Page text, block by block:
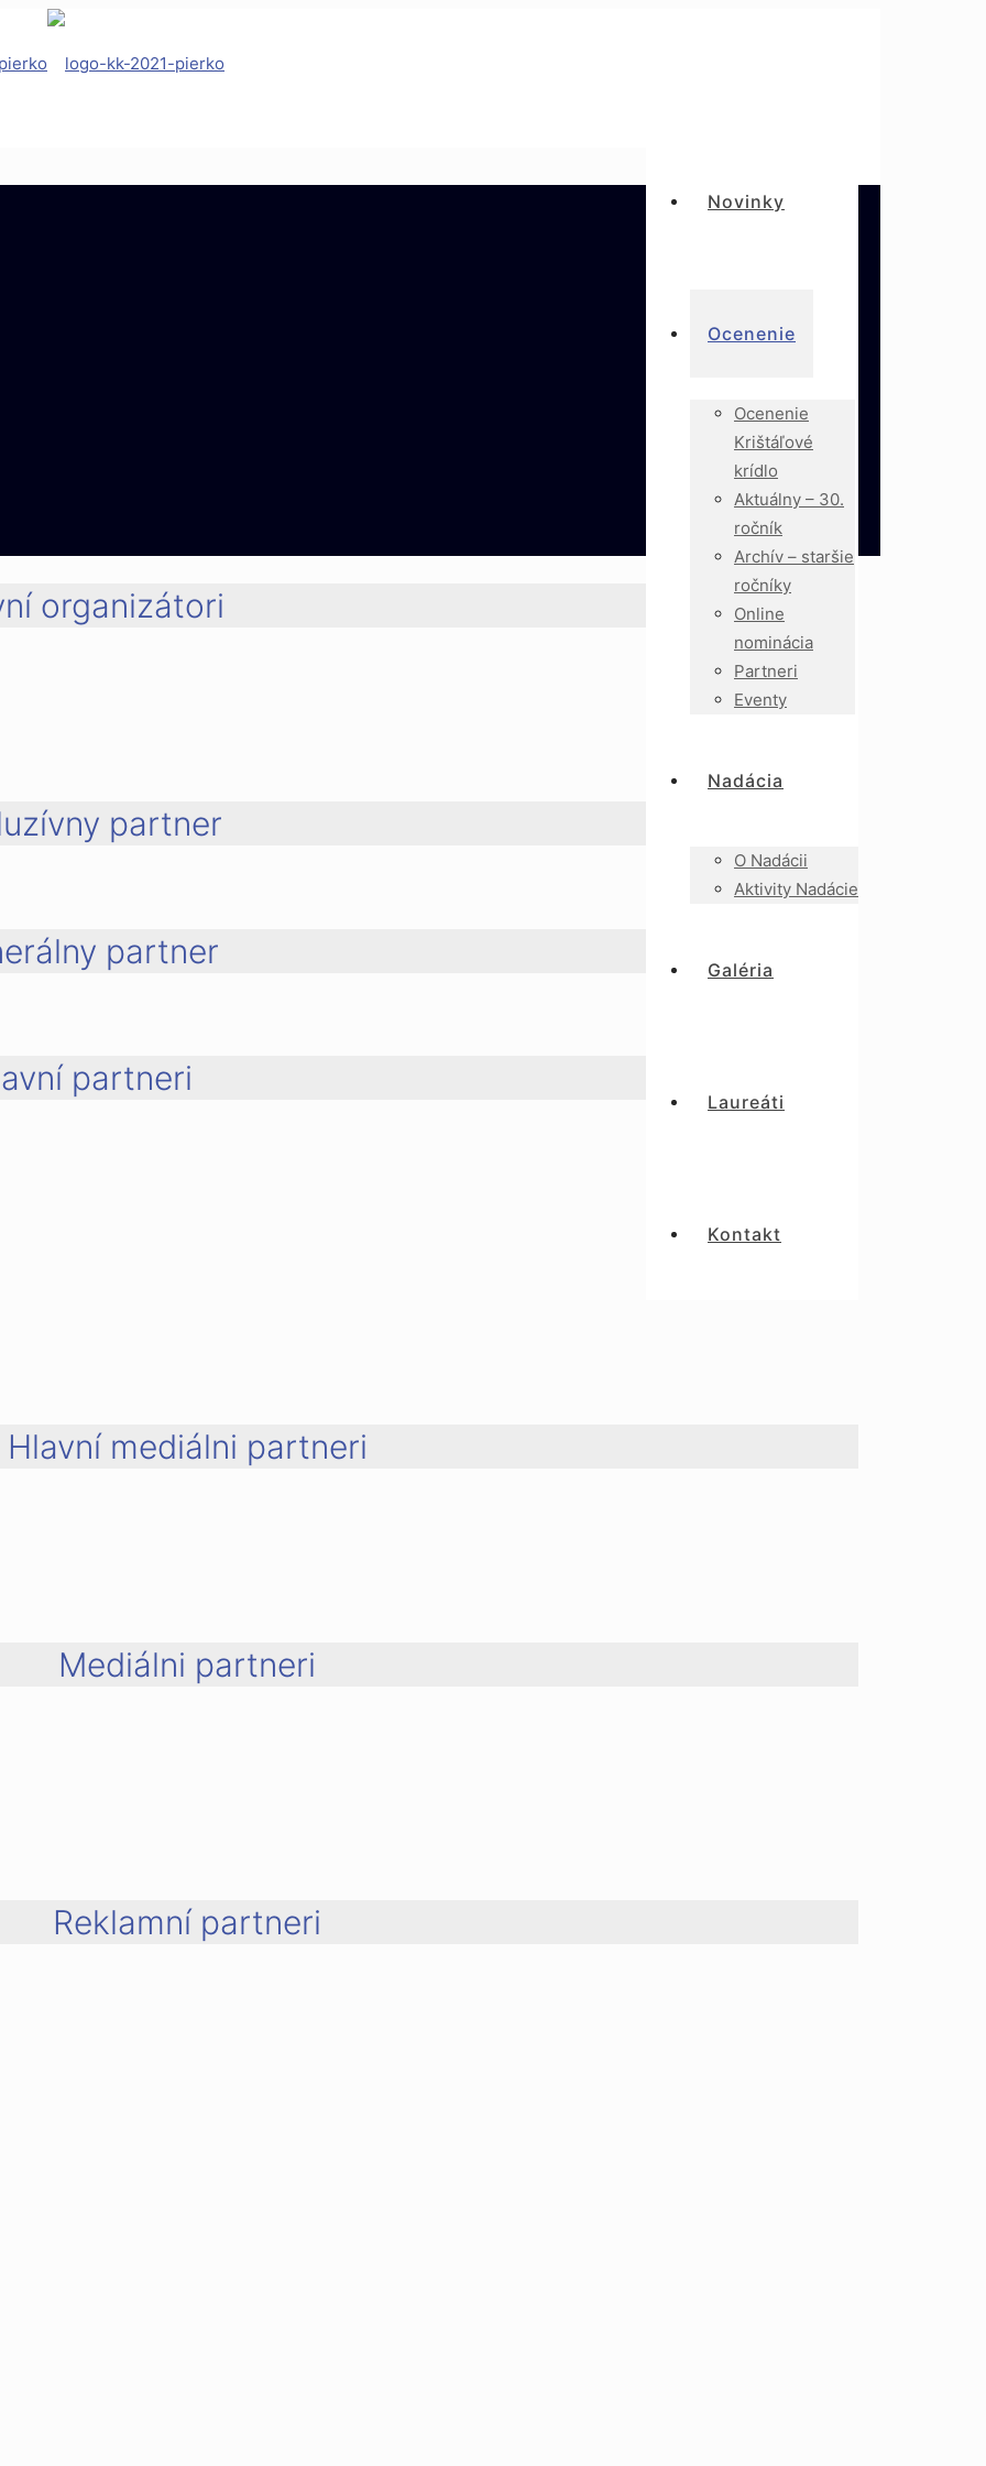
Novinky
Ocenenie
Ocenenie
Krištáľové
krídlo
Aktuálny – 30.
ročník
Archív – staršie
ročníky
Online
nominácia
Partneri
Eventy
Nadácia
O Nadácii
Aktivity Nadácie
Galéria
Laureáti
Kontakt
organizátori
partner
partner
partneri
Hlavní mediálni partneri
Mediálni partneri
Reklamní partneri